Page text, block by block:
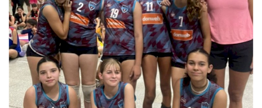
CLUB DE BENEFICIOS
FUTBOL INTERNO 2025
Contacto